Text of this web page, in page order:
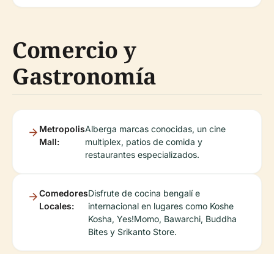
Comercio y
Gastronomía
Metropolis
Mall:
Alberga marcas conocidas, un cine
multiplex, patios de comida y
restaurantes especializados.
Comedores
Locales:
Disfrute de cocina bengalí e
internacional en lugares como Koshe
Kosha, Yes!Momo, Bawarchi, Buddha
Bites y Srikanto Store.